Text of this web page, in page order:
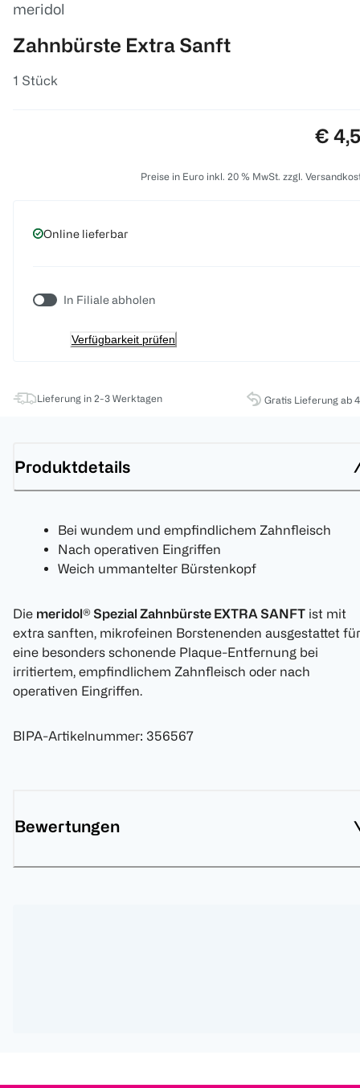
meridol
Zahnbürste Extra Sanft
1 Stück
€
Preise in Euro inkl. 20 % MwSt. zzgl.
Online lieferbar
In Filiale abholen
Verfügbarkeit prüfen
Lieferung in 2-3 Werktagen Gratis Lieferung ab
Produktdetails
Bei wundem und empfindlichem Zahnfleisch
Nach operativen Eingriffen
Weich ummantelter Bürstenkopf
Die meridol® Spezial Zahnbürste EXTRA SANFT ist mit
extra sanften, mikrofeinen Borstenenden ausgestattet für
eine besonders schonende Plaque-Entfernung bei
irritiertem, empfindlichem Zahnfleisch oder nach
operativen Eingriffen.
BIPA-Artikelnummer: 356567
Bewertungen